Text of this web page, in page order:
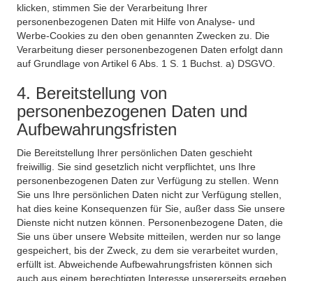
klicken, stimmen Sie der Verarbeitung Ihrer
personenbezogenen Daten mit Hilfe von Analyse- und
Werbe-Cookies zu den oben genannten Zwecken zu. Die
Verarbeitung dieser personenbezogenen Daten erfolgt dann
auf Grundlage von Artikel 6 Abs. 1 S. 1 Buchst. a) DSGVO.
4. Bereitstellung von
personenbezogenen Daten und
Aufbewahrungsfristen
Die Bereitstellung Ihrer persönlichen Daten geschieht
freiwillig. Sie sind gesetzlich nicht verpflichtet, uns Ihre
personenbezogenen Daten zur Verfügung zu stellen. Wenn
Sie uns Ihre persönlichen Daten nicht zur Verfügung stellen,
hat dies keine Konsequenzen für Sie, außer dass Sie unsere
Dienste nicht nutzen können. Personenbezogene Daten, die
Sie uns über unsere Website mitteilen, werden nur so lange
gespeichert, bis der Zweck, zu dem sie verarbeitet wurden,
erfüllt ist. Abweichende Aufbewahrungsfristen können sich
auch aus einem berechtigten Interesse unsererseits ergeben